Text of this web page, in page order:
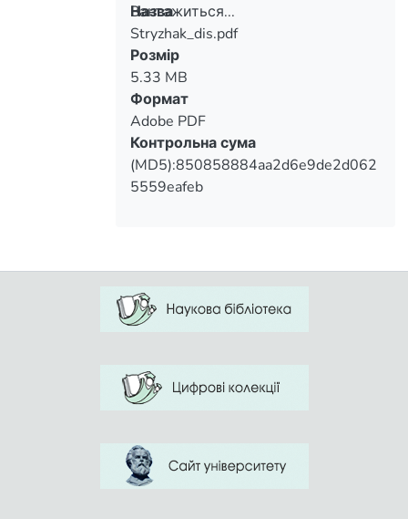
Вантажиться...
Вантажиться...
Назва
Stryzhak_dis.pdf
Розмір
5.33 MB
Формат
Adobe PDF
Контрольна сума
(MD5):850858884aa2d6e9de2d062
5559eafeb